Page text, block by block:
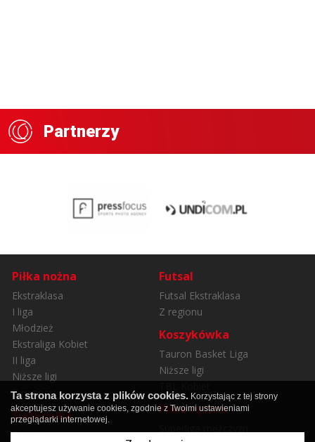
Partnerzy
Piłka nożna
Ekstraklasa
I liga
Młodzież
Ekstraliga Kobiet
II liga
Niższe ligi
Z regionu
Siatkówka
Plus Liga
Futsal
Futsal Ekstraklasa
Z regionu
Koszykówka
Tauron Basket Liga
Niższe ligi
Piłka ręczna
Ta strona korzysta z plików cookies. Korzystając z tej strony
akceptujesz używanie cookies, zgodnie z Twoimi ustawieniami
przeglądarki internetowej.